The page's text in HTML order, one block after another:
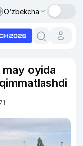
O‘zbekcha
oyida